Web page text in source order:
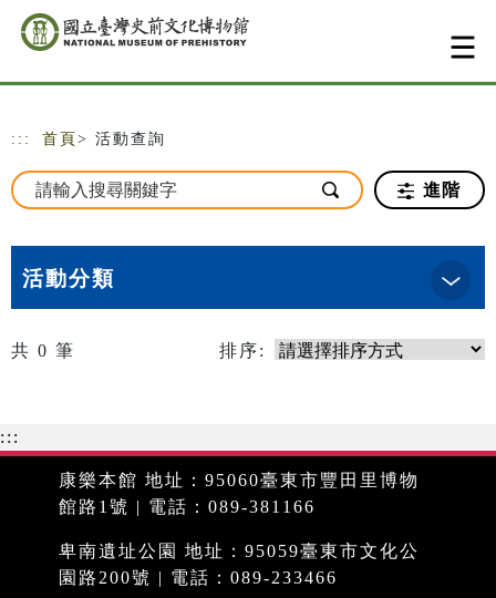
跳到主要內容
網站導覽
::: 首頁 > 活動查詢
進階
活動分類
共 0 筆 排序:
:::
康樂本館 地址：95060臺東市豐田里博物
館路1號 | 電話：089-381166
卑南遺址公園 地址：95059臺東市文化公
園路200號 | 電話：089-233466